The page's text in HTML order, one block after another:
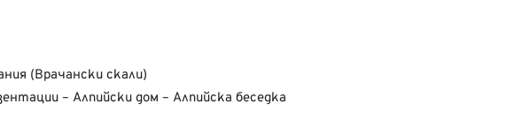
(Врачански скали)
– Алпийски дом – Алпийска беседка